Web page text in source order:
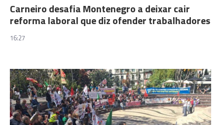
Carneiro desafia Montenegro a deixar cair
reforma laboral que diz ofender trabalhadores
16:27